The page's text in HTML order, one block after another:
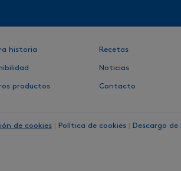
historia
productos
Recetas
Noticias
Contacto
de cookies Política de cookies Descargo de